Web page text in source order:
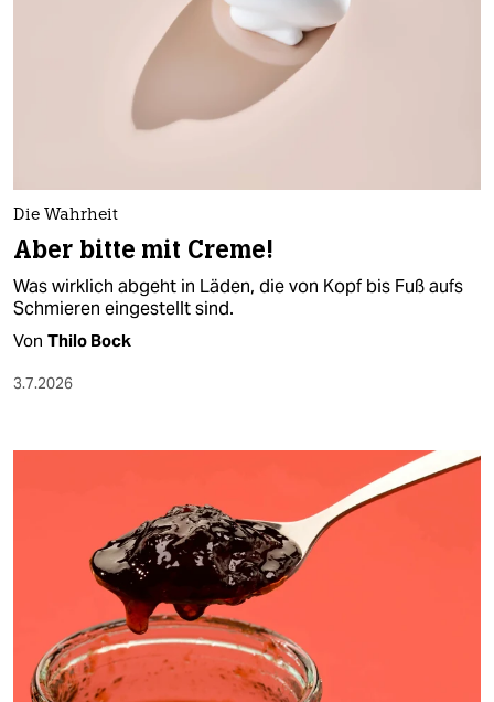
Die Wahrheit
Aber bitte mit Creme!​
Was wirklich abgeht in Läden, die von Kopf bis Fuß aufs
Schmieren eingestellt sind​.
Von Thilo Bock
3.7.2026